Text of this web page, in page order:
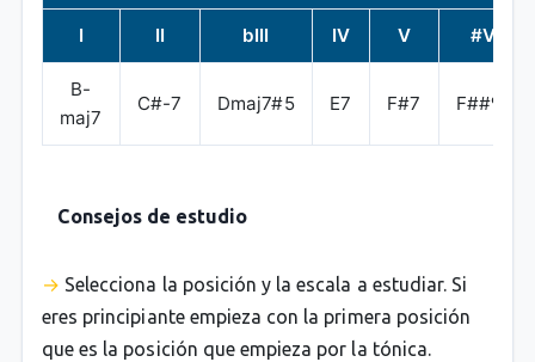
I II bIII IV V #V
B-
maj7
C#-7 Dmaj7#5 E7 F#7 F##º7
Consejos de estudio
Selecciona la posición y la escala a estudiar. Si
eres principiante empieza con la primera posición
que es la posición que empieza por la tónica.